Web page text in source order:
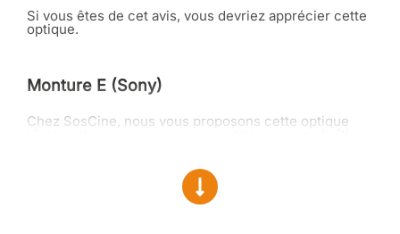
Si vous êtes de cet avis, vous devriez apprécier cette
optique.
Monture E (Sony)
Chez SosCine, nous vous proposons cette optique
Une image (im)parfaite